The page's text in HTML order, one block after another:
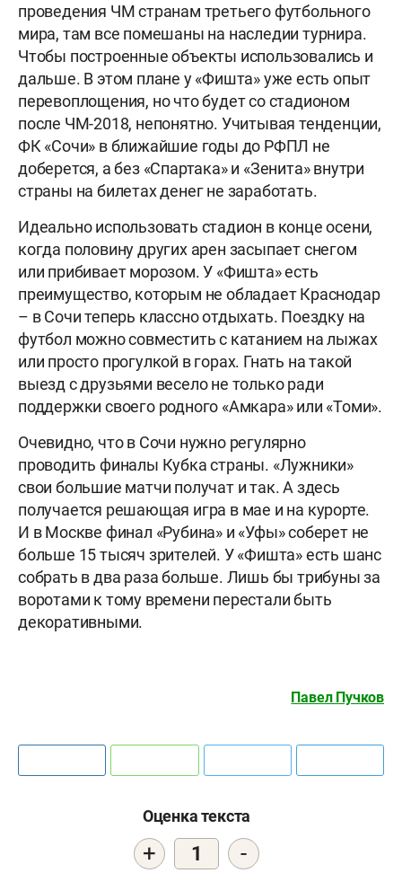
проведения ЧМ странам третьего футбольного
мира, там все помешаны на наследии турнира.
Чтобы построенные объекты использовались и
дальше. В этом плане у «Фишта» уже есть опыт
перевоплощения, но что будет со стадионом
после ЧМ-2018, непонятно. Учитывая тенденции,
ФК «Сочи» в ближайшие годы до РФПЛ не
доберется, а без «Спартака» и «Зенита» внутри
страны на билетах денег не заработать.
Идеально использовать стадион в конце осени,
когда половину других арен засыпает снегом
или прибивает морозом. У «Фишта» есть
преимущество, которым не обладает Краснодар
– в Сочи теперь классно отдыхать. Поездку на
футбол можно совместить с катанием на лыжах
или просто прогулкой в горах. Гнать на такой
выезд с друзьями весело не только ради
поддержки своего родного «Амкара» или «Томи».
Очевидно, что в Сочи нужно регулярно
проводить финалы Кубка страны. «Лужники»
свои большие матчи получат и так. А здесь
получается решающая игра в мае и на курорте.
И в Москве финал «Рубина» и «Уфы» соберет не
больше 15 тысяч зрителей. У «Фишта» есть шанс
собрать в два раза больше. Лишь бы трибуны за
воротами к тому времени перестали быть
декоративными.
Павел Пучков
Оценка текста
+ 1 -